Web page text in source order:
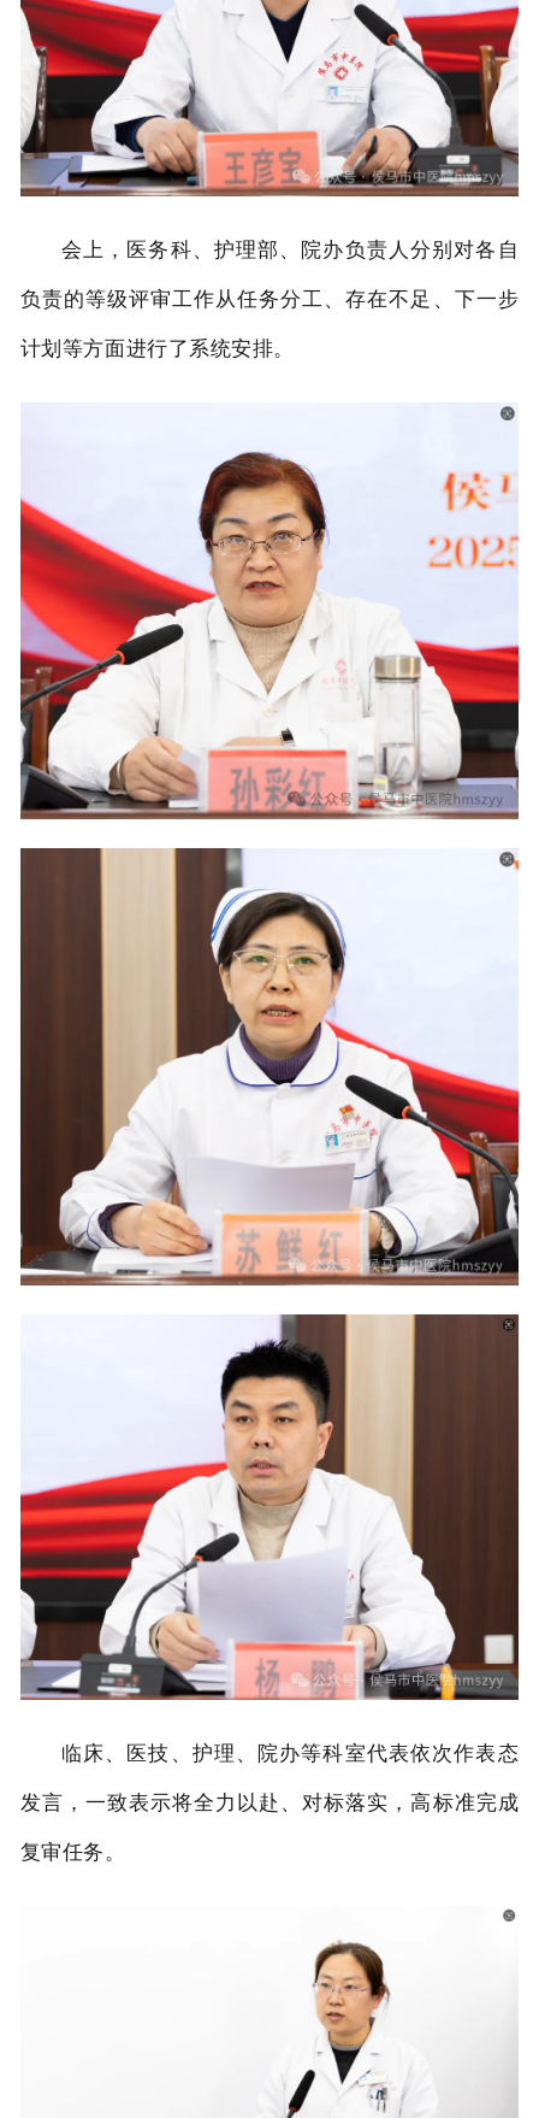
会上，医务科、护理部、院办负责人分别对各自
负责的等级评审工作从任务分工、存在不足、下一步
计划等方面进行了系统安排。
临床、医技、护理、院办等科室代表依次作表态
发言，一致表示将全力以赴、对标落实，高标准完成
复审任务。